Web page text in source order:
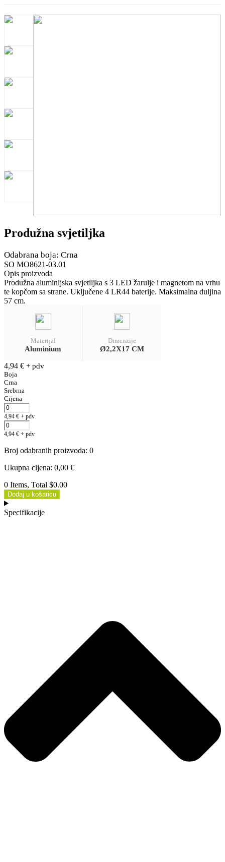
Produžna svjetiljka
Odabrana boja: Crna
SO MO8621-03.01
Opis proizvoda
Produžna aluminijska svjetiljka s 3 LED žarulje i magnetom na vrhu
te kopčom sa strane. Uključene 4 LR44 baterije. Maksimalna duljina
57 cm.
Materijal
Aluminium
Dimenzije
Ø2,2X17 CM
4,94 € + pdv
Boja
Crna
Srebrna
Cijena
4,94 € + pdv
4,94 € + pdv
Broj odabranih proizvoda: 0
Ukupna cijena: 0,00 €
0 Items, Total $0.00
Dodaj u košaricu
Specifikacije